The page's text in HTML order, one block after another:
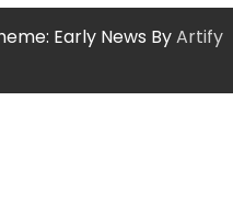
Early News ByArtify